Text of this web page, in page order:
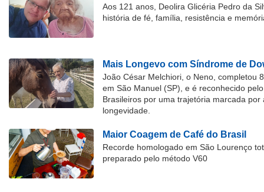
Aos 121 anos, Deolira Glicéria Pedro da
história de fé, família, resistência e
Mais Longevo com Síndrome de
João César Melchiori, o Neno, completou
em São Manuel (SP), e é reconhecido
Brasileiros por uma trajetória marcada por
longevidade.
Maior Coagem de Café do Brasil
Recorde homologado em São Lourenço
preparado pelo método V60